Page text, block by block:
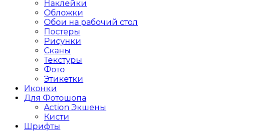
Наклейки
Обложки
Обои на рабочий стол
Постеры
Рисунки
Сканы
Текстуры
Фото
Этикетки
Иконки
Для Фотошопа
Action Экшены
Кисти
Шрифты